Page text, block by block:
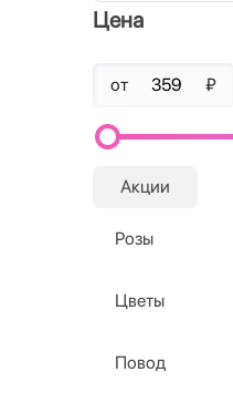
Цена
от ₽
Акции
Розы
Цветы
Повод